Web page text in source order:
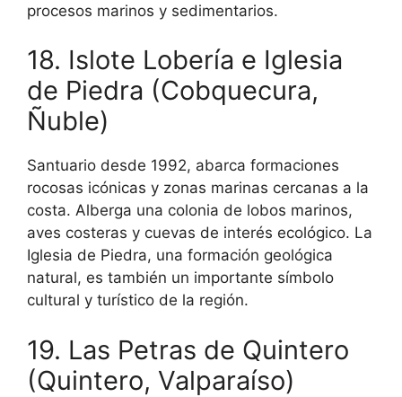
procesos marinos y sedimentarios.
18. Islote Lobería e Iglesia
de Piedra (Cobquecura,
Ñuble)
Santuario desde 1992, abarca formaciones
rocosas icónicas y zonas marinas cercanas a la
costa. Alberga una colonia de lobos marinos,
aves costeras y cuevas de interés ecológico. La
Iglesia de Piedra, una formación geológica
natural, es también un importante símbolo
cultural y turístico de la región.
19. Las Petras de Quintero
(Quintero, Valparaíso)